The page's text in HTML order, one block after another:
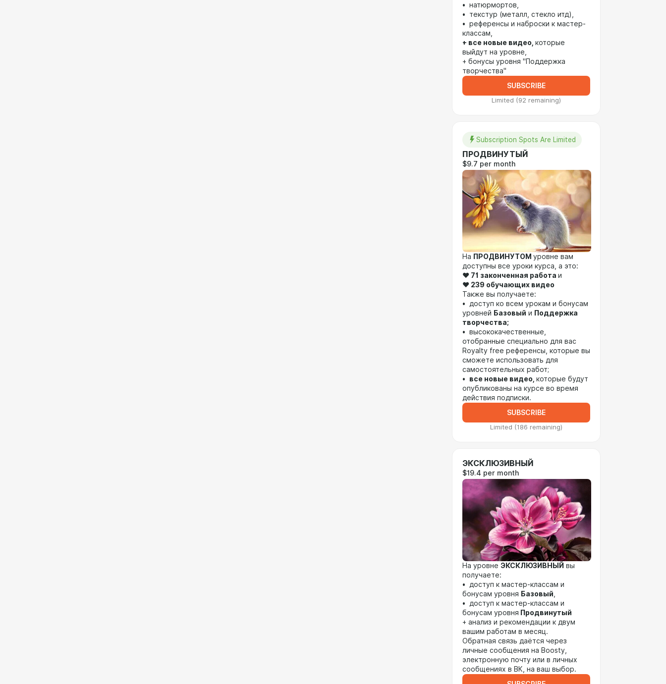
• натюрмортов,
• текстур (металл, стекло итд),
• референсы и наброски к мастер-
классам,
+ все новые видео, которые
выйдут на уровне,
+ бонусы уровня "Поддержка
творчества"
SUBSCRIBE
Limited (92 remaining)
Subscription Spots Are Limited
ПРОДВИНУТЫЙ
$9.7 per month
На ПРОДВИНУТОМ уровне вам
доступны все уроки курса, а это:
❤️ 71 законченная работа и
❤️ 239 обучающих видео
Также вы получаете:
• доступ ко всем урокам и бонусам
уровней Базовый и Поддержка
творчества;
• высококачественные,
отобранные специально для вас
Royalty free референсы, которые вы
сможете использовать для
самостоятельных работ;
• все новые видео, которые будут
опубликованы на курсе во время
действия подписки.
SUBSCRIBE
Limited (186 remaining)
ЭКСКЛЮЗИВНЫЙ
$19.4 per month
На уровне ЭКСКЛЮЗИВНЫЙ вы
получаете:
• доступ к мастер-классам и
бонусам уровня Базовый
• доступ к мастер-классам и
бонусам уровня Продвинутый
+ анализ и рекомендации к двум
вашим работам в месяц.
Обратная связь даётся через
личные сообщения на Boosty,
электронную почту или в личных
сообщениях в ВК, на ваш выбор.